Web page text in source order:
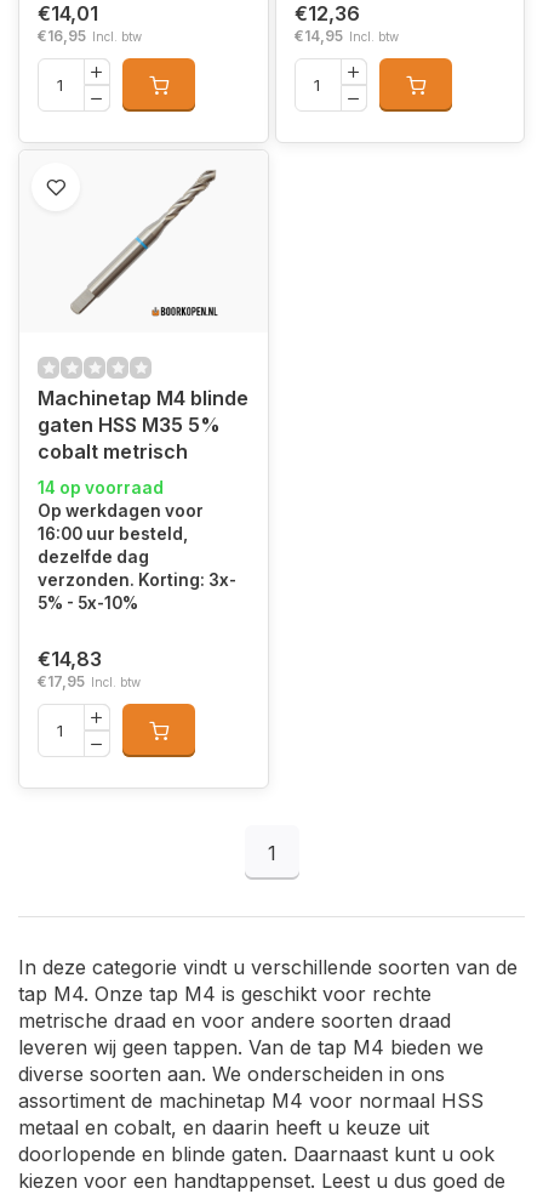
€14,01
€16,95 Incl. btw
€12,36
€14,95 Incl. btw
Machinetap M4 blinde
gaten HSS M35 5%
cobalt metrisch
14 op voorraad
Op werkdagen voor
16:00 uur besteld,
dezelfde dag
verzonden. Korting: 3x-
5% - 5x-10%
€14,83
€17,95 Incl. btw
1
In deze categorie vindt u verschillende soorten van de
tap M4. Onze tap M4 is geschikt voor rechte
metrische draad en voor andere soorten draad
leveren wij geen tappen. Van de tap M4 bieden we
diverse soorten aan. We onderscheiden in ons
assortiment de machinetap M4 voor normaal HSS
metaal en cobalt, en daarin heeft u keuze uit
doorlopende en blinde gaten. Daarnaast kunt u ook
kiezen voor een handtappenset. Leest u dus goed de